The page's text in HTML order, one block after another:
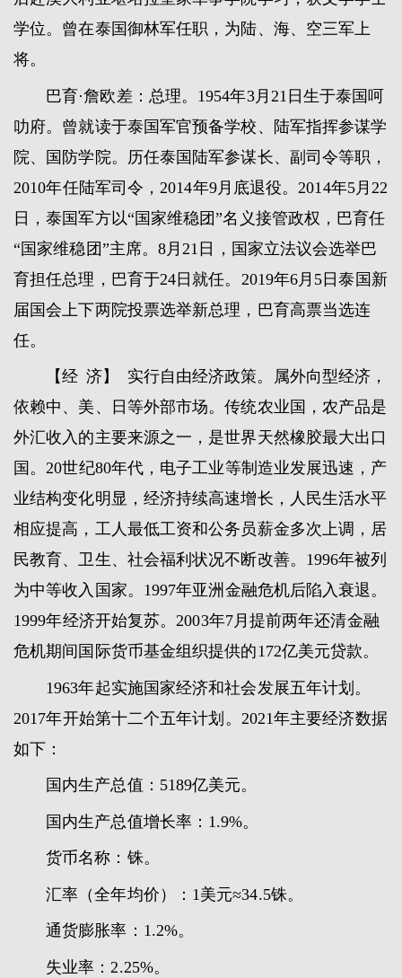
学位。曾在泰国御林军任职，为陆、海、空三军上
将。
巴育·詹欧差：总理。1954年3月21日生于泰国呵
叻府。曾就读于泰国军官预备学校、陆军指挥参谋学
院、国防学院。历任泰国陆军参谋长、副司令等职，
2010年任陆军司令，2014年9月底退役。2014年5月22
日，泰国军方以“国家维稳团”名义接管政权，巴育任
“国家维稳团”主席。8月21日，国家立法议会选举巴
育担任总理，巴育于24日就任。2019年6月5日泰国新
届国会上下两院投票选举新总理，巴育高票当选连
任。
【经 济】 实行自由经济政策。属外向型经济，
依赖中、美、日等外部市场。传统农业国，农产品是
外汇收入的主要来源之一，是世界天然橡胶最大出口
国。20世纪80年代，电子工业等制造业发展迅速，产
业结构变化明显，经济持续高速增长，人民生活水平
相应提高，工人最低工资和公务员薪金多次上调，居
民教育、卫生、社会福利状况不断改善。1996年被列
为中等收入国家。1997年亚洲金融危机后陷入衰退。
1999年经济开始复苏。2003年7月提前两年还清金融
危机期间国际货币基金组织提供的172亿美元贷款。
1963年起实施国家经济和社会发展五年计划。
2017年开始第十二个五年计划。2021年主要经济数据
如下：
国内生产总值：5189亿美元。
国内生产总值增长率：1.9%。
货币名称：铢。
汇率（全年均价）：1美元≈34.5铢。
通货膨胀率：1.2%。
失业率：2.25%。